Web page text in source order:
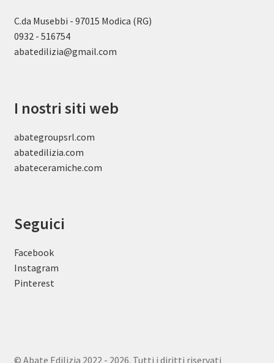
C.da Musebbi - 97015 Modica (RG)
0932 - 516754
abatedilizia@gmail.com
I nostri siti web
abategroupsrl.com
abatedilizia.com
abateceramiche.com
Seguici
Facebook
Instagram
Pinterest
© Abate Edilizia 2022 - 2026. Tutti i diritti riservati